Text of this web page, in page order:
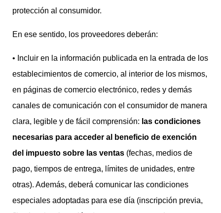
protección al consumidor.
En ese sentido, los proveedores deberán:
• Incluir en la información publicada en la entrada de los
establecimientos de comercio, al interior de los mismos,
en páginas de comercio electrónico, redes y demás
canales de comunicación con el consumidor de manera
clara, legible y de fácil comprensión: las condiciones
necesarias para acceder al beneficio de exención
del impuesto sobre las ventas (fechas, medios de
pago, tiempos de entrega, límites de unidades, entre
otras). Además, deberá comunicar las condiciones
especiales adoptadas para ese día (inscripción previa,